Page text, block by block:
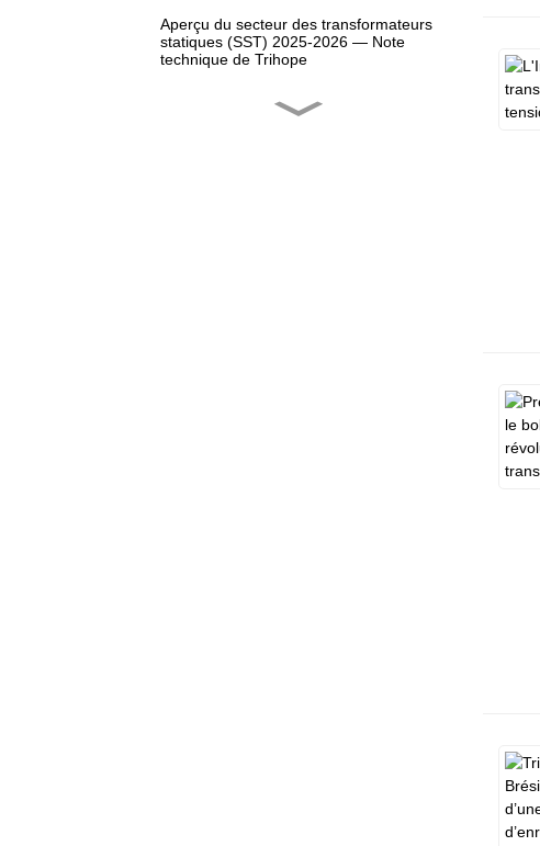
Aperçu du secteur des transformateurs
statiques (SST) 2025-2026 — Note
technique de Trihope